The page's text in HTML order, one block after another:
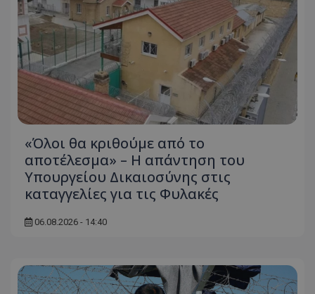
«Όλοι θα κριθούμε από το
αποτέλεσμα» – Η απάντηση του
Υπουργείου Δικαιοσύνης στις
καταγγελίες για τις Φυλακές
06.08.2026 - 14:40